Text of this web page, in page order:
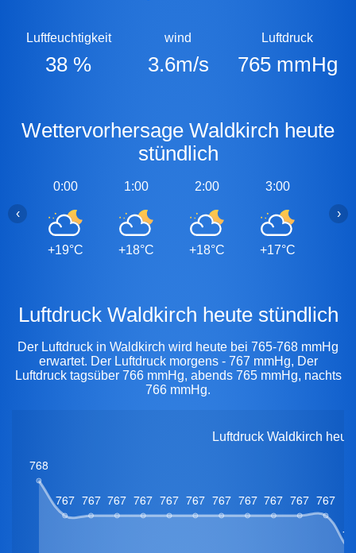
Luftfeuchtigkeit
38 %
wind
3.6m/s
Luftdruck
765 mmHg
Wettervorhersage Waldkirch heute
stündlich
0:00
+19°C
1:00
+18°C
2:00
+18°C
3:00
+17°C
‹ ›
Luftdruck Waldkirch heute stündlich
Der Luftdruck in Waldkirch wird heute bei 765-768 mmHg
erwartet. Der Luftdruck morgens - 767 mmHg, Der
Luftdruck tagsüber 766 mmHg, abends 765 mmHg, nachts
766 mmHg.
Luftdruck Waldkirch